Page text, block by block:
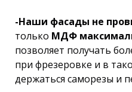
-Наши фасады не
только МДФ
позволяет получать
при фрезеровке и в
держаться саморезы и